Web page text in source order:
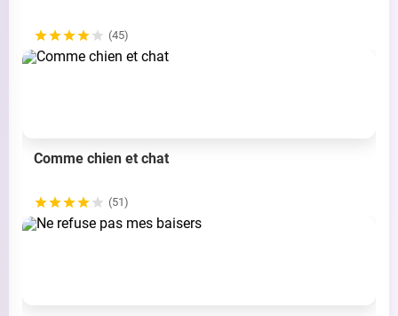
(45)
Comme chien et chat
(51)